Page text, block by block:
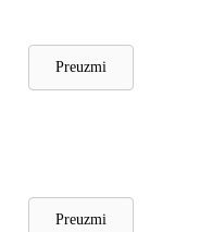
Preuzmi
Preuzmi